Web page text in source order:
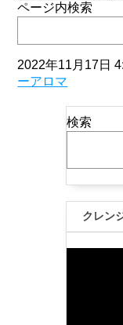
ページ内検索
2022年11月17
ーアロマ
検索
クレン